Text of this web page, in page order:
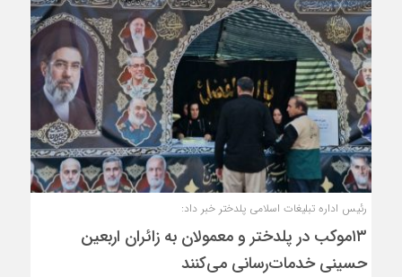
رئیس اداره تبلیغات اسلامی پلدختر خبر داد:
۱۳موکب در پلدختر و معمولان به زائران اربعین
حسینی خدمات‌رسانی می‌کنند